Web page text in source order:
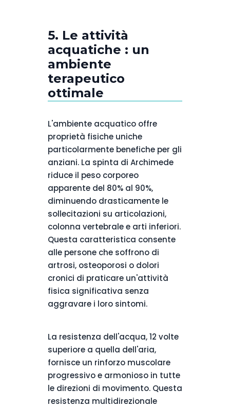
5. Le attività
acquatiche : un
ambiente
terapeutico
ottimale
L'ambiente acquatico offre
proprietà fisiche uniche
particolarmente benefiche per gli
anziani. La spinta di Archimede
riduce il peso corporeo
apparente del 80% al 90%,
diminuendo drasticamente le
sollecitazioni su articolazioni,
colonna vertebrale e arti inferiori.
Questa caratteristica consente
alle persone che soffrono di
artrosi, osteoporosi o dolori
cronici di praticare un'attività
fisica significativa senza
aggravare i loro sintomi.
La resistenza dell'acqua, 12 volte
superiore a quella dell'aria,
fornisce un rinforzo muscolare
progressivo e armonioso in tutte
le direzioni di movimento. Questa
resistenza multidirezionale